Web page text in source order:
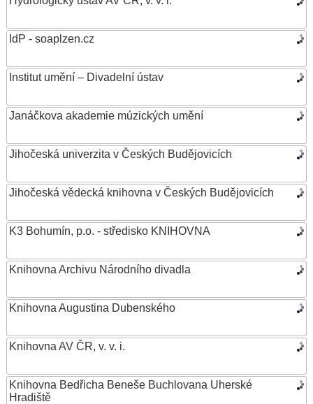
IdP - soaplzen.cz
Institut umění – Divadelní ústav
Janáčkova akademie múzických umění
Jihočeská univerzita v Českých Budějovicích
Jihočeská vědecká knihovna v Českých Budějovicích
K3 Bohumín, p.o. - středisko KNIHOVNA
Knihovna Archivu Národního divadla
Knihovna Augustina Dubenského
Knihovna AV ČR, v. v. i.
Knihovna Bedřicha Beneše Buchlovana Uherské
Hradiště